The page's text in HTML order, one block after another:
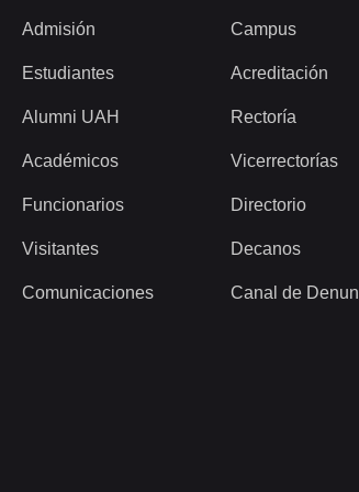
Admisión
Estudiantes
Alumni UAH
Académicos
Funcionarios
Visitantes
Comunicaciones
Campus
Acreditación
Rectoría
Vicerrectorías
Directorio
Decanos
Canal de